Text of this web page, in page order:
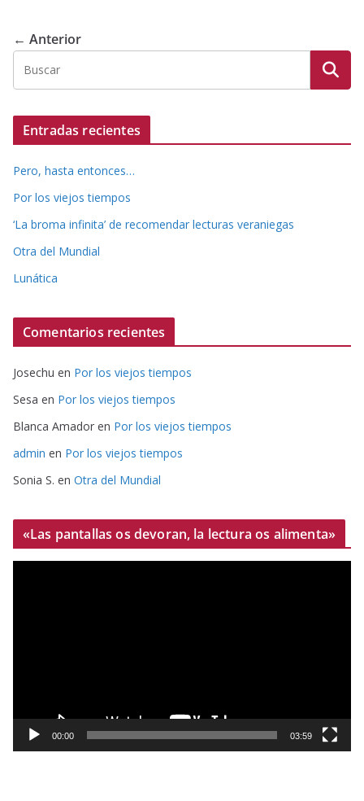
← Anterior
Entradas recientes
Pero, hasta entonces…
Por los viejos tiempos
‘La broma infinita’ de recomendar lecturas veraniegas
Otra del Mundial
Lunática
Comentarios recientes
Josechu en Por los viejos tiempos
Sesa en Por los viejos tiempos
Blanca Amador en Por los viejos tiempos
admin en Por los viejos tiempos
Sonia S. en Otra del Mundial
«Las pantallas os devoran, la lectura os alimenta»
o
00:00 03:59